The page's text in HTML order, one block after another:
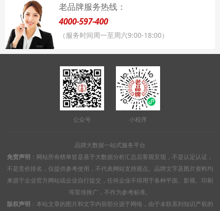
老品牌服务热线：
4000-597-400
（服务时间周一至周六9:00-18:00）
公众号 小程序
品牌大数据一站式服务平台
免责声明 ：网站所有榜单皆是基于大数据分析汇总后客观呈现，不是认定认证，
不是竞价排名，仅提供参考使用，不代表网站支持观点。品牌文字及图片资料均
来源于企业官方网站或企业自行提交，任何企业不得用于各种平面、影视、印刷
等宣传推广，不作为参考标准。
版权声明 ：本站文章的图片和文字内容部分源于网络，由于未联系到知识产权的